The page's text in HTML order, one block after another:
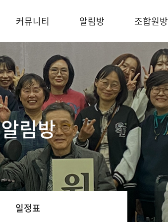
커뮤니티 알림방 조합원방
알림방
일정표